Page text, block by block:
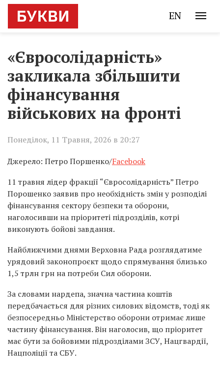
EN
«Євросолідарність»
закликала збільшити
фінансування
військових на фронті
Понеділок, 11 Травня, 2026 в 20:27
Джерело: Петро Поршенко/Facebook
11 травня лідер фракції “Євросолідарність” Петро
Порошенко заявив про необхідність змін у розподілі
фінансування сектору безпеки та оборони,
наголосивши на пріоритеті підрозділів, котрі
виконують бойові завдання.
Найближчими днями Верховна Рада розглядатиме
урядовий законопроєкт щодо спрямування близько
1,5 трлн грн на потреби Сил оборони.
За словами нардепа, значна частина коштів
передбачається для різних силових відомств, тоді як
безпосередньо Міністерство оборони отримає лише
частину фінансування. Він наголосив, що пріоритет
має бути за бойовими підрозділами ЗСУ, Нацгвардії,
Нацполіції та СБУ.